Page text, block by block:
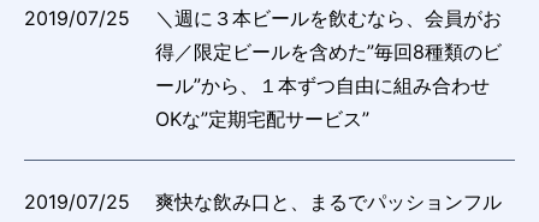
2019/07/25
＼週に３本ビールを飲むなら、会員がお
得／限定ビールを含めた”毎回8種類のビ
ール”から、１本ずつ自由に組み合わせ
OKな”定期宅配サービス”
2019/07/25
爽快な飲み口と、まるでパッションフル